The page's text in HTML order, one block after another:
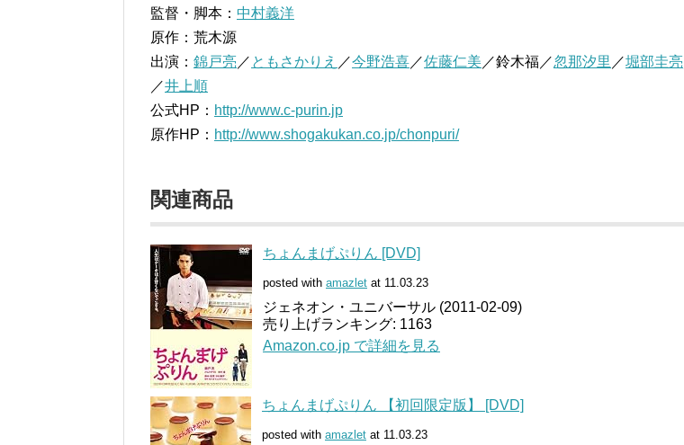
監督・脚本： 中村義洋
原作：荒木源
出演： 錦戸亮／ ともさかりえ ／今野浩喜／佐藤仁美 ／鈴木福／忽那汐里 ／堀部圭亮
／井上順
公式HP： http://www.c-purin.jp
原作HP： http://www.shogakukan.co.jp/chonpuri/
関連商品
ちょんまげぷりん [DVD]
posted with amazlet at 11.03.23
ジェネオン・ユニバーサル (2011-02-09)
売り上げランキング: 1163
Amazon.co.jp で詳細を見る
ちょんまげぷりん 【初回限定版】 [DVD]
posted with amazlet at 11.03.23